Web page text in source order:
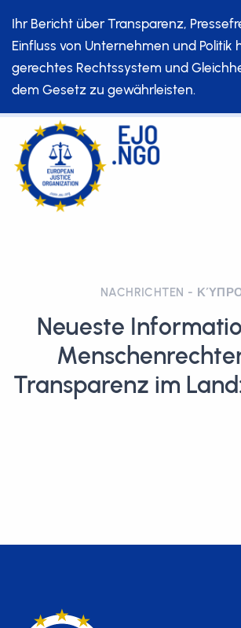
Ihr Bericht über Transparenz,
Einfluss von Unternehmen und Politik
gerechtes Rechtssystem und
dem Gesetz zu gewährleisten.
NACHRICHTEN -
Neueste
Transparenz im